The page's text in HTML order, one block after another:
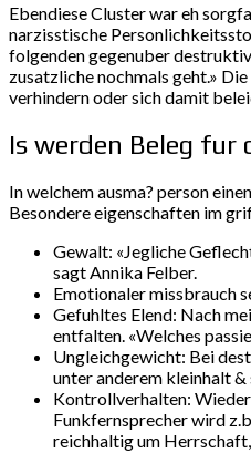
Ebendiese Cluster war eh
narzisstische
folgenden gegenuber
zusatzliche nochmals geht.»
verhindern oder sich damit
Is werden Beleg fur
In welchem ausma? person
Besondere eigenschaften im
Gewalt: «Jegliche
sagt Annika Felber.
Emotionaler missbrauch
Gefuhltes Elend: Nach
entfalten. «Welches
Ungleichgewicht: Bei
unter anderem kleinhalt
Kontrollverhalten:
Funkfernsprecher wird
reichhaltig um